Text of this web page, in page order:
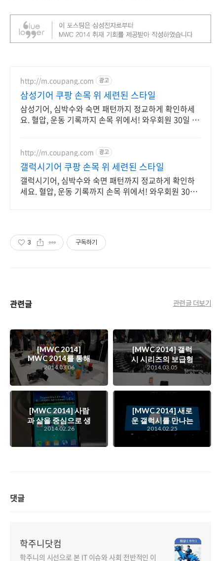
http://m.coupang.com 광고
삼성기어 쿠팡 손목 위 세련된 스타일
삼성기어, 심박수와 숙면 패턴까지 정교하게 확인하세
요. 혈압, 운동 기록까지 손목 위에서! 와우회원 30일 무
http://m.coupang.com 광고
갤럭시기어 쿠팡 손목 위 세련된 스타일
갤럭시기어, 심박수와 숙면 패턴까지 정교하게 확인하
세요. 혈압, 운동 기록까지 손목 위에서! 와우회원 30일
3 구독하기
관련글 관련글 더보기
[MWC 2014]
MWC 2014를 통해
선보인 삼성의 카메
라들과 스마트 악세
서리들
2014.03.06
[MWC 2014] 갤럭
시 시리즈의 보급형
모델들과 다양한 변
화를 준 모델들
2014.03.05
[MWC 2014] 사람
과 삶을 중심으로 생
활에 녹아들어가는
스마트폰을 만나다.
새로운 갤럭시를 만
2014.02.26
[MWC 2014] 새로
운 갤럭시를 만나는
시간. 삼성 언팩
에피소드 1
2014.02.25
댓글
학주니닷컴
학주니의 시선으로 본 IT 이슈와 사회 전반적인 이